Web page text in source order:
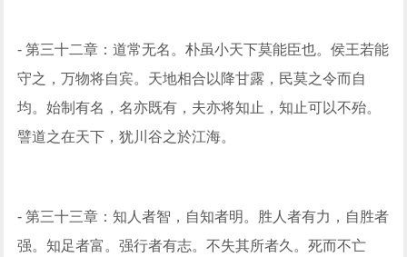
- 第三十二章：道常无名。朴虽小天下莫能臣也。侯王若能
守之，万物将自宾。天地相合以降甘露，民莫之令而自
均。始制有名，名亦既有，夫亦将知止，知止可以不殆。
譬道之在天下，犹川谷之於江海。
- 第三十三章：知人者智，自知者明。胜人者有力，自胜者
强。知足者富。强行者有志。不失其所者久。死而不亡